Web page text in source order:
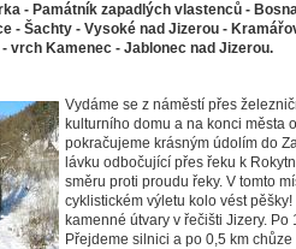
- Památník zapadlých vlastenců -
- Šachty - Vysoké nad Jizerou -
vrch Kamenec - Jablonec nad Jizerou.
Vydáme se z náměstí přes
kulturního domu a na konci města
pokračujeme krásným údolím do
lávku odbočující přes řeku k
směru proti proudu řeky. V tomto
cyklistickém výletu kolo vést
kamenné útvary v řečišti Jizery.
Přejdeme silnici a po 0,5 km